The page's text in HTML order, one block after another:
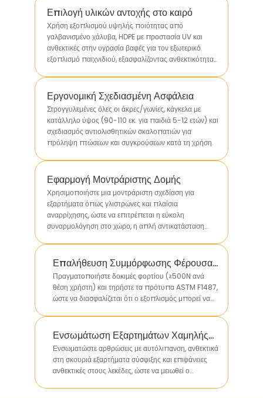
Επιλογή υλικών αντοχής στο καιρό
Χρήση εξοπλισμού υψηλής ποιότητας από
γαλβανισμένο χάλυβα, HDPE με προστασία UV και
ανθεκτικές στην υγρασία βαφές για τον εξωτερικό
εξοπλισμό παιχνιδιού, εξασφαλίζοντας ανθεκτικότητα
Εργονομική Σχεδιασμένη Ασφάλεια
Στρογγυλεμένες όλες οι άκρες/γωνίες, κάγκελα με
κατάλληλο ύψος (90-110 εκ. για παιδιά 5-12 ετών) και
σχεδιασμός αντιολισθητικών σκαλοπατιών για
πρόληψη πτώσεων και συγκρούσεων κατά τη χρήση.
Εφαρμογή Μοντράριστης Δομής
Χρησιμοποιήστε μια μοντράριστη σχεδίαση για
εξαρτήματα όπως γλιστρώνες και πλαίσια
αναρρίχησης, ώστε να επιτρέπεται η εύκολη
συναρμολόγηση στο χώρο, η απλή αντικατάσταση
Επαλήθευση Συμμόρφωσης Φέρουσας
Ικανότητας
Πραγματοποιήστε δοκιμές φορτίου (≥500N ανά
θέση χρήστη) και τηρήστε τα πρότυπα ASTM F1487,
ώστε να διασφαλίζεται ότι ο εξοπλισμός μπορεί να
Ενσωμάτωση Εξαρτημάτων Χαμηλής
Συντήρησης
Ενσωματώστε αρθρώσεις με αυτόλιπανση, ανθεκτικά
στη σκουριά εξαρτήματα σύσφιξης και επιφάνειες
ανθεκτικές στους λεκέδες, ώστε να μειωθεί ο